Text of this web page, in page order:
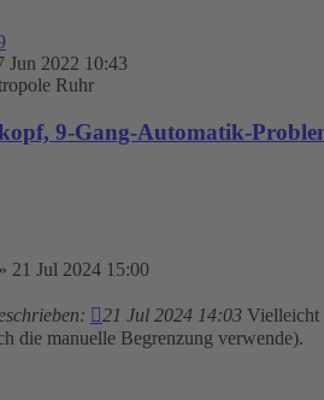
Jun 2022 10:43
Ruhr
9-Gang-Automatik-
» 21 Jul 2024 15:00
21 Jul 2024 14:03 Vielleicht
die manuelle Begrenzung verwende).